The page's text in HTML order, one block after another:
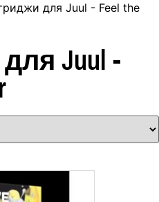
для Juul - Feel the
Juul -